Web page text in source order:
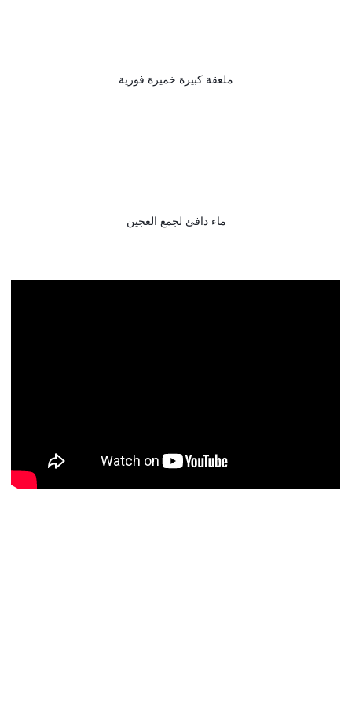
ملعقة كبيرة خميرة فورية
ماء دافئ لجمع العجين